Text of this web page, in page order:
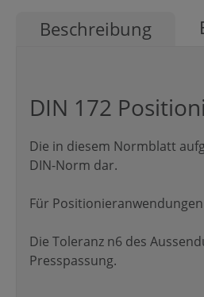
Beschreibung
DIN 172
Die in diesem Normblatt
DIN-Norm dar.
Für
Die Toleranz n6 des
Presspassung.